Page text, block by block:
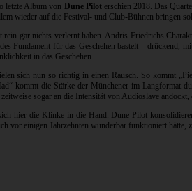
letzte Album von Dune Piloterschien 2018. Das
wieder auf die Festival- und Club-Bühnen bringen
gar nichts verlernt haben. Andris Friedrichs
Fundament für das Geschehen bastelt –
in das Geschehen.
sich nun so richtig in einen Rausch. So kommt
kommt die Stärke der Münchener im Langformat
sogar an die Intensität von Audioslave
hier die Klinke in die Hand. Dune Pilot
vor einigen Jahrzehnten wunderbar funktioniert